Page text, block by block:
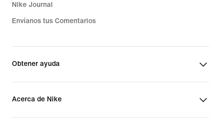
Nike Journal
Envíanos tus Comentarios
Obtener ayuda
Acerca de Nike